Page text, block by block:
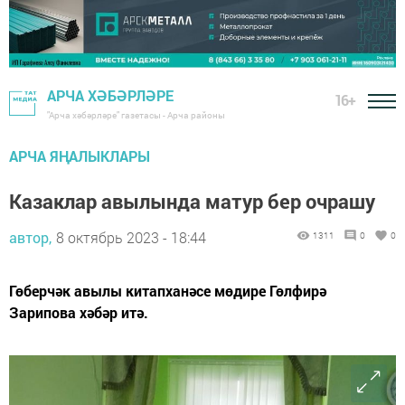
АРЧА ХӘБӘРЛӘРЕ
"Арча хәбәрләре" газетасы - Арча районы
16+
АРЧА ЯҢАЛЫКЛАРЫ
Казаклар авылында матур бер очрашу
автор, 8 октябрь 2023 - 18:44 1311 0 0
Гөберчәк авылы китапханәсе мөдире Гөлфирә
Зарипова хәбәр итә.